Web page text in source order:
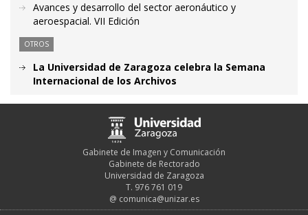
Avances y desarrollo del sector aeronáutico y
aeroespacial. VII Edición
OTROS
La Universidad de Zaragoza celebra la Semana
Internacional de los Archivos
Gabinete de Imagen y Comunicación
Gabinete de Rectorado
Universidad de Zaragoza
T. 976 761 019
@ comunica@unizar.es